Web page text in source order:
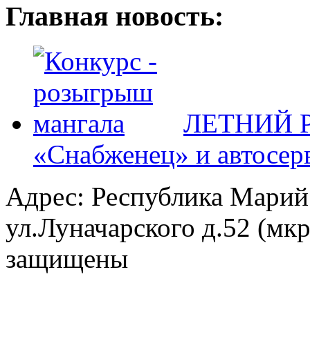
Главная новость:
ЛЕТНИЙ
«Снабженец» и
Адрес: Республика
ул.Луначарского д.52
защищены